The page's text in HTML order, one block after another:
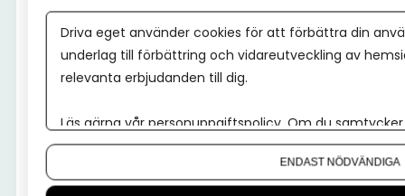
Spiris tipsar:
✔️ Här kan du ladda ned en
Prova Spiris bokföring och
fakturering – gratis.
✔️ Har du frågor om att starta eget? Snacka med
oss allt mellan himmel och jord, så länge det rör
Driva eget använder cookies för att förbättra din
underlag till förbättring och vidareutveckling av
relevanta erbjudanden till dig.
Läs gärna vår personuppgiftspolicy. Om du
Om du vill ändra ditt val i efterhand hittar du den
ENDAST NÖDVÄNDIGA